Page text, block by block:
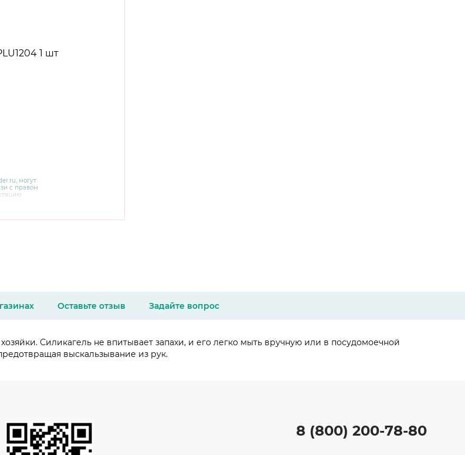
.ru, могут
с правом
Оставьте отзыв Задайте вопрос
Силикагель не впитывает запахи, и его легко мыть вручную или в посудомоечной
выскальзывание из рук.
8 (800) 200-78-80